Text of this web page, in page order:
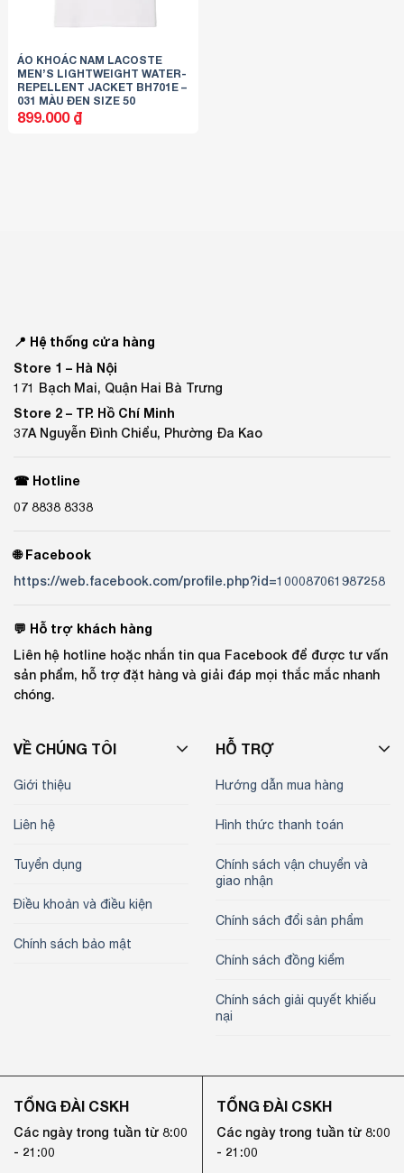
ÁO KHOÁC NAM LACOSTE
MEN’S LIGHTWEIGHT WATER-
REPELLENT JACKET BH701E –
031 MÀU ĐEN SIZE 50
899.000 ₫
📍 Hệ thống cửa hàng
Store 1 – Hà Nội
171 Bạch Mai, Quận Hai Bà Trưng
Store 2 – TP. Hồ Chí Minh
37A Nguyễn Đình Chiểu, Phường Đa Kao
☎ Hotline
07 8838 8338
🌐 Facebook
https://web.facebook.com/profile.php?id=100087061987258
💬 Hỗ trợ khách hàng
Liên hệ hotline hoặc nhắn tin qua Facebook để được tư vấn
sản phẩm, hỗ trợ đặt hàng và giải đáp mọi thắc mắc nhanh
chóng.
VỀ CHÚNG TÔI
Giới thiệu
Liên hệ
Tuyển dụng
Điều khoản và điều kiện
Chính sách bảo mật
HỖ TRỢ
Hướng dẫn mua hàng
Hình thức thanh toán
Chính sách vận chuyển và
giao nhận
Chính sách đổi sản phẩm
Chính sách đồng kiểm
Chính sách giải quyết khiếu
nại
TỔNG ĐÀI CSKH
Các ngày trong tuần từ 8:00
- 21:00
TỔNG ĐÀI CSKH
Các ngày trong tuần từ 8:00
- 21:00